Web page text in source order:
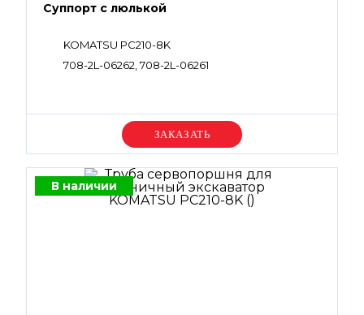
Суппорт с люлькой
KOMATSU PC210-8K
708-2L-06262, 708-2L-06261
Уточняйте цену
В наличии